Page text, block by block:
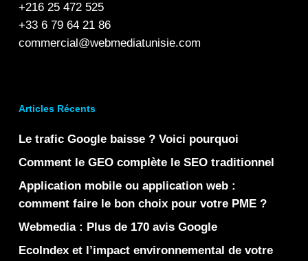
+216 25 472 525
+33 6 79 64 21 86
commercial@webmediatunisie.com
Articles Récents
Le trafic Google baisse ? Voici pourquoi
Comment le GEO complète le SEO traditionnel
Application mobile ou application web :
comment faire le bon choix pour votre PME ?
Webmedia : Plus de 170 avis Google
EcoIndex et l’impact environnemental de votre